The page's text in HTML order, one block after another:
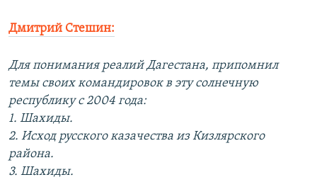
Дмитрий Стешин:
Для понимания реалий Дагестана, припомнил
темы своих командировок в эту солнечную
республику с 2004 года:
1. Шахиды.
2. Исход русского казачества из Кизлярского
района.
3. Шахиды.